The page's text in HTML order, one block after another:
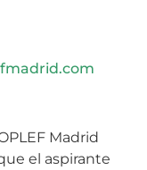
Madrid
el aspirante